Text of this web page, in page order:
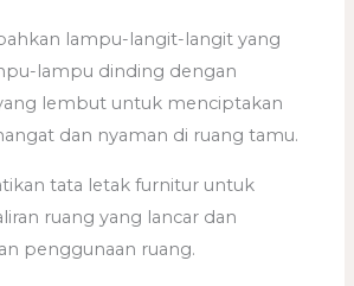
lampu-langit-langit yang
lampu dinding dengan
lembut untuk menciptakan
dan nyaman di ruang tamu.
tata letak furnitur untuk
ruang yang lancar dan
penggunaan ruang.